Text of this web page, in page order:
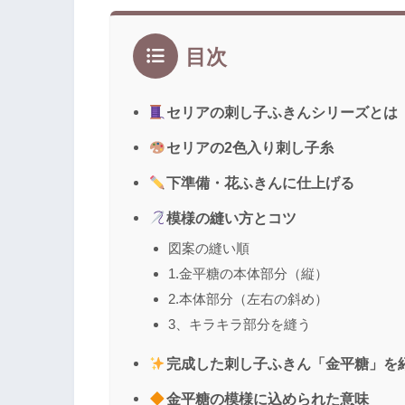
目次
セリアの刺し子ふきんシリーズとは
セリアの2色入り刺し子糸
下準備・花ふきんに仕上げる
模様の縫い方とコツ
図案の縫い順
1.金平糖の本体部分（縦）
2.本体部分（左右の斜め）
3、キラキラ部分を縫う
完成した刺し子ふきん「金平糖」を
金平糖の模様に込められた意味